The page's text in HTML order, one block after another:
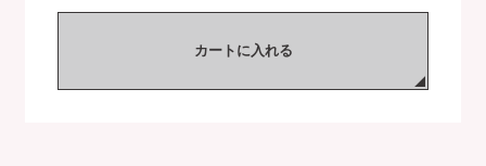
カートに入れる